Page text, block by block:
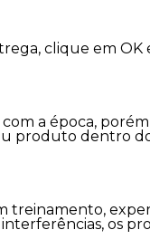
clique em
a época,
produto dentro
os